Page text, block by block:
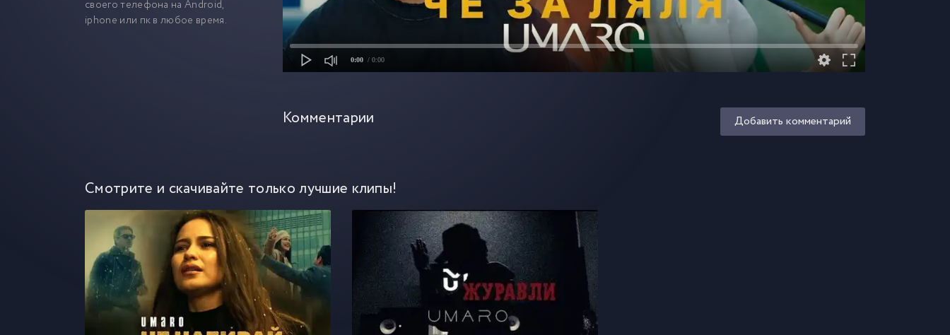
своего телефона на Android,
iphone или пк в любое время.
0:00 / 0:00
Комментарии Добавить комментарий
Смотрите и скачивайте только лучшие клипы!